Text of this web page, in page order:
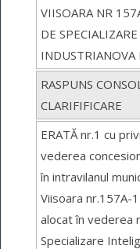
VIISOARA NR
DE
INDUSTRIANOVA
RASPUNS
CLARIFIFICARE
ERATĂ nr.1 cu
vederea
în intravilanul
Viisoara nr.157A-
alocat în vederea
Specializare